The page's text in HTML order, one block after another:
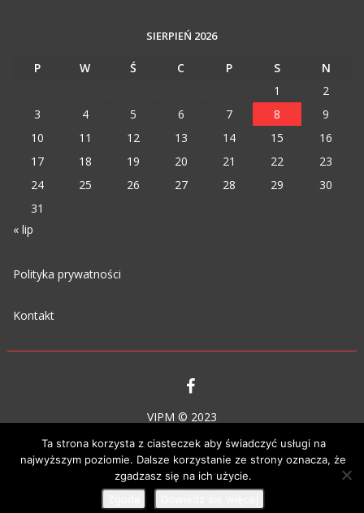
SIERPIEŃ 2026
P W Ś C P S
N
1
2
3
4 5 6 7 8
9
10
11 12 13 14 15
16
17
18 19 20 21 22
23
24
25 26 27 28 29
30
31
« lip
Polityka prywatności
Kontakt
VIPM © 2023
Ta strona korzysta z ciasteczek aby świadczyć usługi na
najwyższym poziomie. Dalsze korzystanie ze strony oznacza, że
zgadzasz się na ich użycie.